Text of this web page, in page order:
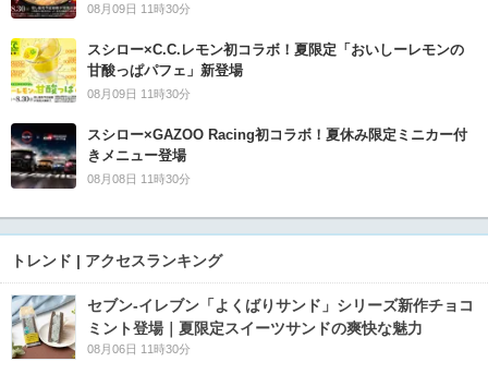
08月09日 11時30分
スシロー×C.C.レモン初コラボ！夏限定「おいしーレモンの
甘酸っぱパフェ」新登場
08月09日 11時30分
スシロー×GAZOO Racing初コラボ！夏休み限定ミニカー付
きメニュー登場
08月08日 11時30分
トレンド | アクセスランキング
セブン‐イレブン「よくばりサンド」シリーズ新作チョコ
ミント登場｜夏限定スイーツサンドの爽快な魅力
08月06日 11時30分